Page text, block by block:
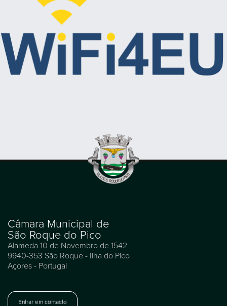
Câmara Municipal de
São Roque do Pico
Alameda 10 de Novembro de 1542
9940-353 São Roque - Ilha do Pico
Açores - Portugal
Entrar em contacto